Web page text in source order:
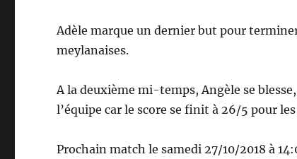
Adèle marque un dernier but pour
meylanaises.
A la deuxième mi-temps, Angèle se
l’équipe car le score se finit à 26/5 pour
Prochain match le samedi 27/10/2018 à